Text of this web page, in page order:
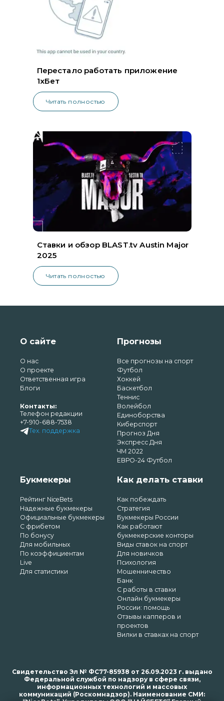
Перестало работать приложение
1хБет
Читать полностью
Ставки и обзор BLAST.tv Austin Major
2025
Читать полностью
О сайте
О нас
О проекте
Ответственная игра
Блоги
Контакты:
Телефон редакции
+7-910-688-7538
Тех. поддержка
Прогнозы
Все прогнозы на спорт
Футбол
Хоккей
Баскетбол
Теннис
Волейбол
Единоборства
Киберспорт
Прогноз Дня
Экспресс Дня
ЧМ 2022
ЕВРО-24 Футбол
Букмекеры
Рейтинг NiceBets
Надежные букмекеры
Официальные букмекеры
С фрибетом
По бонусу
Для мобильных
По коэффициентам
Live
Для статистики
Как делать ставки
Как побеждать
Стратегия
Букмекеры России
Как работают
букмекерские конторы
Виды ставок на спорт
Для новичков
Психология
Мошенничество
Банк
С работы в ставки
Онлайн букмекеры
России: помощь
Отзывы капперов и
проектов
Вилки в ставках на спорт
Свидетельство Эл № ФС77-85938 от 26.09.2023 г. выдано
Федеральной службой по надзору в сфере связи,
информационных технологий и массовых
коммуникаций (Роскомнадзор). Наименование СМИ: